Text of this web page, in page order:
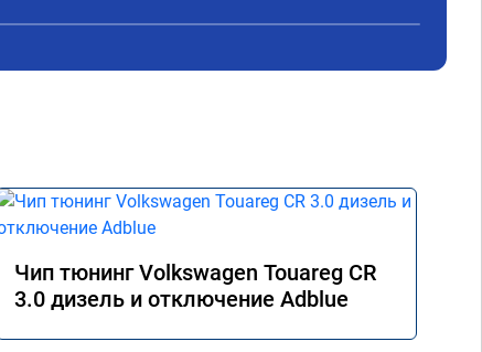
Чип тюнинг Volkswagen Touareg CR
3.0 дизель и отключение Adblue